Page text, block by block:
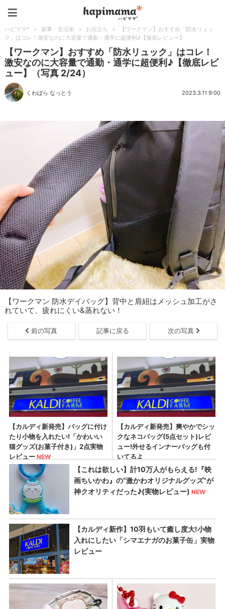
ハピママ* > 家事・生活術 > お役立ち >
【ワークマン】おすすめ「防水リュッ
ク」はコレ！激安なのに大容量で通勤・通学に超便利♪【徹底レビュー】
【ワークマン】おすすめ「防水リュック」はコレ！
激安なのに大容量で通勤・通学に超便利♪【徹底レビ
ュー】（写真 2/24）
くわばら なっとう 2023.3.11 9:00
【ワークマン 防水デイバッグ】背中と肩紐はメッシュ加工がさ
れていて、疲れにくい&蒸れない！
前の写真 記事に戻る 次の写真